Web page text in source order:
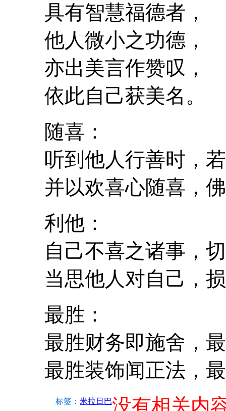
具有智慧福德者，
他人微小之功德，
亦出美言作赞叹，
依此自己获美名。
随喜：
听到他人行善时，
并以欢喜心随喜，
利他：
自己不喜之诸事，
当思他人对自己，
最胜：
最胜财务即施舍，
最胜装饰闻正法，最
标签： 米拉日巴没有相关内